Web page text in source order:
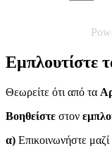
Εμπλουτίστε
Θεωρείτε ότι από τα
Βοηθείστε στον
α) Επικοινωνήστε